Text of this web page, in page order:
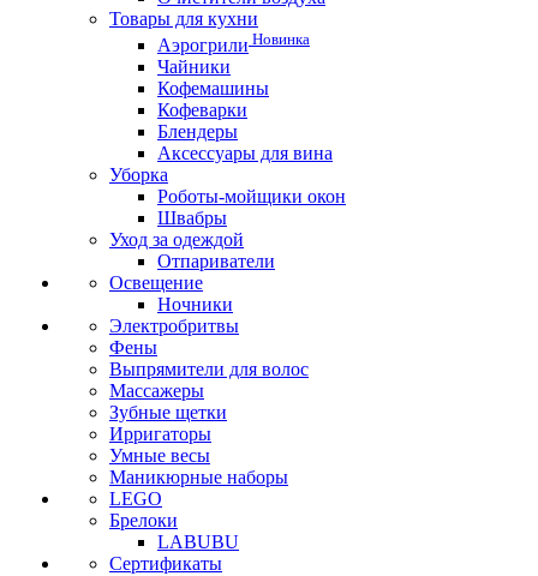
Товары для кухни
Аэрогрили Новинка
Чайники
Кофемашины
Кофеварки
Блендеры
Аксессуары для вина
Уборка
Роботы-мойщики окон
Швабры
Уход за одеждой
Отпариватели
Освещение
Ночники
Электробритвы
Фены
Выпрямители для волос
Массажеры
Зубные щетки
Ирригаторы
Умные весы
Маникюрные наборы
LEGO
Брелоки
LABUBU
Сертификаты